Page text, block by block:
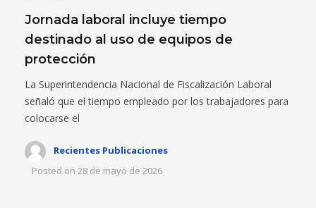
Jornada laboral incluye tiempo
destinado al uso de equipos de
protección
La Superintendencia Nacional de Fiscalización Laboral
señaló que el tiempo empleado por los trabajadores para
colocarse el
Recientes Publicaciones
Posted on 28 de mayo de 2026